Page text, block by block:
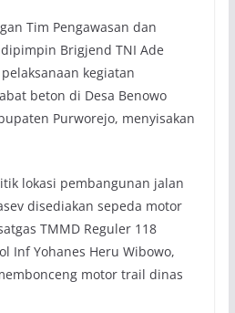
Tim Pengawasan dan
Brigjend TNI Ade
kegiatan
beton di Desa Benowo
Purworejo, menyisakan
lokasi pembangunan jalan
disediakan sepeda motor
TMMD Reguler 118
Inf Yohanes Heru Wibowo,
motor trail dinas